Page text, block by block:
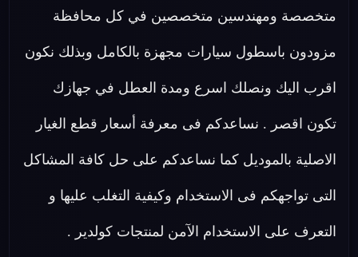
متخصصة ومهندسين متخصصين في كل محافظة
مزودون باسطول سيارات مجهزة بالكامل وبذلك نكون
اقرب اليك ونصلك اسرع ومدة العطل في جهازك
تكون اقصر . نساعدكم فى معرفة أسعار قطع الغيار
الاصلية بالموديل كما نساعدكم على حل كافة المشاكل
التى تواجهكم فى الاستخدام وكيفية التغلب عليها و
التعرف على الاستخدام الآمن لمنتجات كولدير .